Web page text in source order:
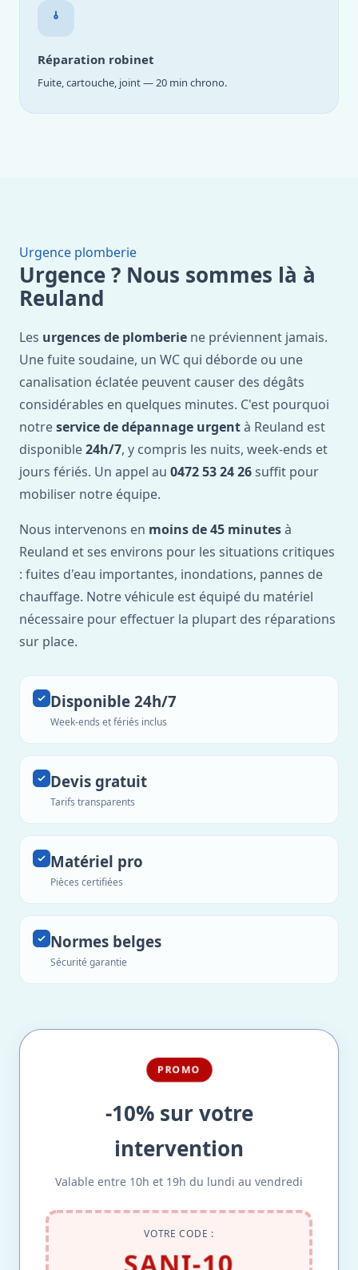
Réparation robinet
Fuite, cartouche, joint — 20 min chrono.
Urgence plomberie
Urgence ? Nous sommes là à
Reuland
Les urgences de plomberie ne préviennent jamais.
Une fuite soudaine, un WC qui déborde ou une
canalisation éclatée peuvent causer des dégâts
considérables en quelques minutes. C'est pourquoi
notreservice de dépannage urgentà Reuland est
disponible24h/7, y compris les nuits, week-ends et
jours fériés. Un appel au 0472 53 24 26 suffit pour
mobiliser notre équipe.
Nous intervenons en moins de 45 minutesà
Reuland et ses environs pour les situations critiques
: fuites d'eau importantes, inondations, pannes de
chauffage. Notre véhicule est équipé du matériel
nécessaire pour effectuer la plupart des réparations
sur place.
Disponible 24h/7
Week-ends et fériés inclus
Devis gratuit
Tarifs transparents
Matériel pro
Pièces certifiées
Normes belges
Sécurité garantie
PROMO
-10% sur votre
intervention
Valable entre 10h et 19h du lundi au vendredi
VOTRE CODE :